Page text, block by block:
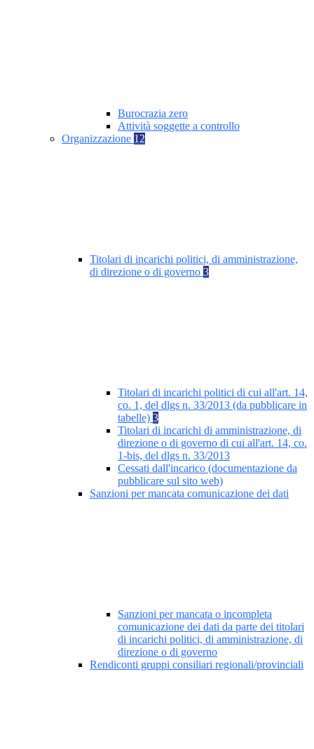
Burocrazia zero
Attività soggette a controllo
Organizzazione 12
Titolari di incarichi politici, di amministrazione,
di direzione o di governo 3
Titolari di incarichi politici di cui all'art. 14,
co. 1, del dlgs n. 33/2013 (da pubblicare in
tabelle) 3
Titolari di incarichi di amministrazione, di
direzione o di governo di cui all'art. 14, co.
1-bis, del dlgs n. 33/2013
Cessati dall'incarico (documentazione da
pubblicare sul sito web)
Sanzioni per mancata comunicazione dei dati
Sanzioni per mancata o incompleta
comunicazione dei dati da parte dei titolari
di incarichi politici, di amministrazione, di
direzione o di governo
Rendiconti gruppi consiliari regionali/provinciali